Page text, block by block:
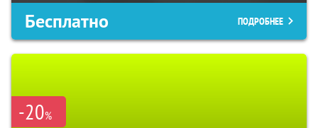
Бесплатно ПОДРОБНЕЕ
-20%